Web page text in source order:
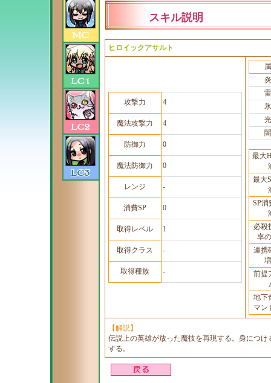
スキル説明
ヒロイックアサルト
攻撃力 4
魔法攻撃力 4
防御力 0
魔法防御力 0
レンジ -
消費SP 0
取得レベル 1
取得クラス -
取得種族 -
最大
最大
SP消
必殺
率
連携
前提
地下
マン
【解説】
伝説上の英雄が放った魔技を再現する。身につ
する。